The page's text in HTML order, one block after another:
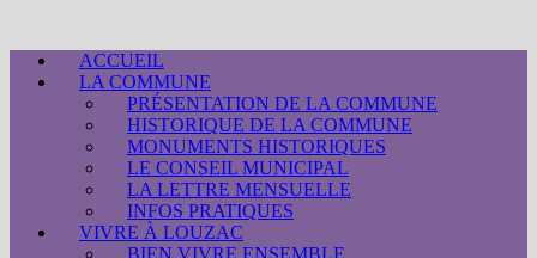
ACCUEIL
LA COMMUNE
PRÉSENTATION DE LA COMMUNE
HISTORIQUE DE LA COMMUNE
MONUMENTS HISTORIQUES
LE CONSEIL MUNICIPAL
LA LETTRE MENSUELLE
INFOS PRATIQUES
VIVRE À LOUZAC
BIEN VIVRE ENSEMBLE